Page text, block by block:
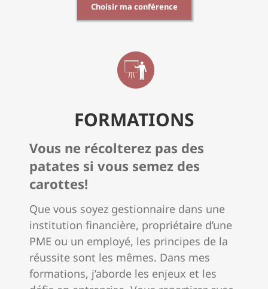
Choisir ma conférence
FORMATIONS
Vous ne récolterez pas des
patates si vous semez des
carottes!
Que vous soyez gestionnaire dans une
institution financière, propriétaire d’une
PME ou un employé, les principes de la
réussite sont les mêmes. Dans mes
formations, j’aborde les enjeux et les